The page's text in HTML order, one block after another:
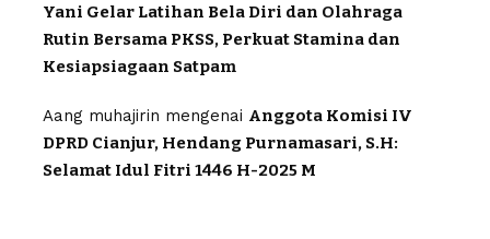
Yani Gelar Latihan Bela Diri dan Olahraga
Rutin Bersama PKSS, Perkuat Stamina dan
Kesiapsiagaan Satpam
Aang muhajirin mengenai Anggota Komisi IV
DPRD Cianjur, Hendang Purnamasari, S.H:
Selamat Idul Fitri 1446 H-2025 M